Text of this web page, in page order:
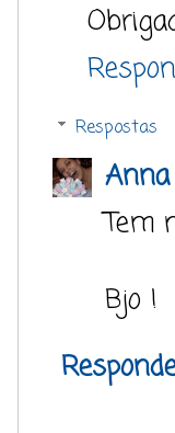
Respostas
Tem
Bjo !